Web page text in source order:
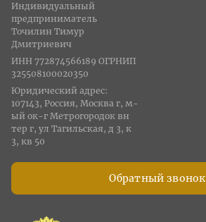
Обратный звонок
Индивидуальный
предприниматель
Точилин Тимур
Дмитриевич
ИНН 772874566189 ОГРНИП
325508100020350
Юридический адрес:
107143, Россия, Москва г, м-
ый ок-г Метрогородок вн
тер г, ул Тагильская, д 3, к
3, кв 50